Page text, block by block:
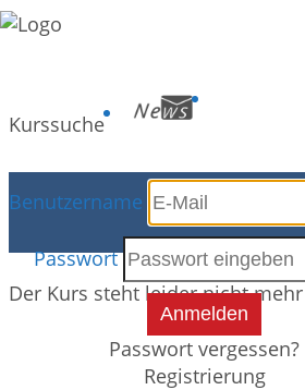
Kurssuche
Benutzername
Passwort
Anmelden
Passwort vergessen?
Registrierung
Kursdetails
Der Kurs steht leider nicht